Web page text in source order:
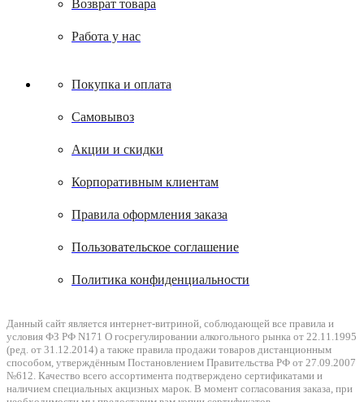
Возврат товара
Работа у нас
Покупка и оплата
Самовывоз
Акции и скидки
Корпоративным клиентам
Правила оформления заказа
Пользовательское соглашение
Политика конфиденциальности
Данный сайт является интернет-витриной, соблюдающей все правила и
условия ФЗ РФ N171 О госрегулировании алкогольного рынка от 22.11.1995
(ред. от 31.12.2014) а также правила продажи товаров дистанционным
способом, утверждённым Постановлением Правительства РФ от 27.09.2007
№612. Качество всего ассортимента подтверждено сертификатами и
наличием специальных акцизных марок. В момент согласования заказа, при